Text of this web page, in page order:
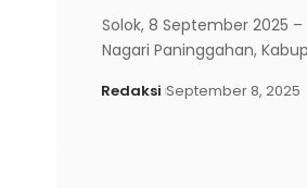
Solok, 8 September 2025
Nagari Paninggahan,
Redaksi September 8, 2025